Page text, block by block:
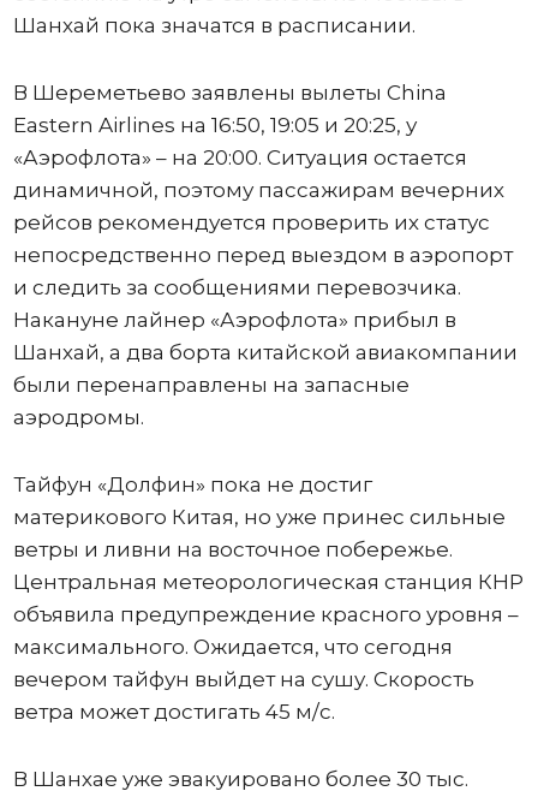
Шанхай пока значатся в расписании.
В Шереметьево заявлены вылеты China
Eastern Airlines на 16:50, 19:05 и 20:25, у
«Аэрофлота» – на 20:00. Ситуация остается
динамичной, поэтому пассажирам вечерних
рейсов рекомендуется проверить их статус
непосредственно перед выездом в аэропорт
и следить за сообщениями перевозчика.
Накануне лайнер «Аэрофлота» прибыл в
Шанхай, а два борта китайской авиакомпании
были перенаправлены на запасные
аэродромы.
Тайфун «Долфин» пока не достиг
материкового Китая, но уже принес сильные
ветры и ливни на восточное побережье.
Центральная метеорологическая станция КНР
объявила предупреждение красного уровня –
максимального. Ожидается, что сегодня
вечером тайфун выйдет на сушу. Скорость
ветра может достигать 45 м/с.
В Шанхае уже эвакуировано более 30 тыс.